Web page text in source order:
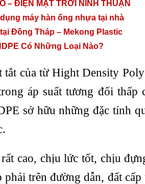
– ĐIỆN MẶT TRỜI NINH THUẬN
máy hàn ống nhựa tại nhà
Đồng Tháp – Mekong Plastic
Có Những Loại Nào?
tắt của từ Hight Density
áp suất tương đối thấp
sở hữu những đặc tính
cao, chịu lức tốt, chịu
trên đường dẫn, đất